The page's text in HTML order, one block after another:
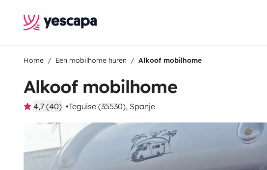
Home Een mobilhome huren Alkoof mobilhome
Alkoof mobilhome
4,7 (40) Teguise (35530), Spanje